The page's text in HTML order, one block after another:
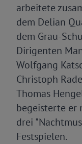
arbeitete
dem Delian
dem Grau-
Dirigenten
Wolfgang
Christoph
Thomas
begeisterte er
drei
Festspielen.